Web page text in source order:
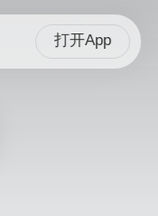
打开App